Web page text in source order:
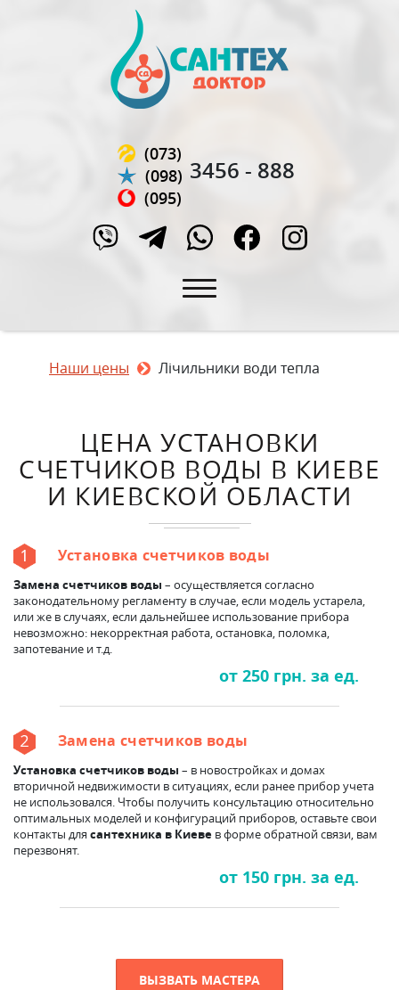
(073)
(098)
(095)
3456 - 888
Наши цены  Лічильники води тепла
ЦЕНА УСТАНОВКИ
СЧЕТЧИКОВ ВОДЫ В КИЕВЕ
И КИЕВСКОЙ ОБЛАСТИ
Установка счетчиков воды
Замена счетчиков воды – осуществляется согласно
законодательному регламенту в случае, если модель устарела,
или же в случаях, если дальнейшее использование прибора
невозможно: некорректная работа, остановка, поломка,
запотевание и т.д.
от 250 грн. за ед.
Замена счетчиков воды
Установка счетчиков воды – в новостройках и домах
вторичной недвижимости в ситуациях, если ранее прибор учета
не использовался. Чтобы получить консультацию относительно
оптимальных моделей и конфигураций приборов, оставьте свои
контакты для сантехника в Киеве в форме обратной связи, вам
перезвонят.
от 150 грн. за ед.
ВЫЗВАТЬ МАСТЕРА